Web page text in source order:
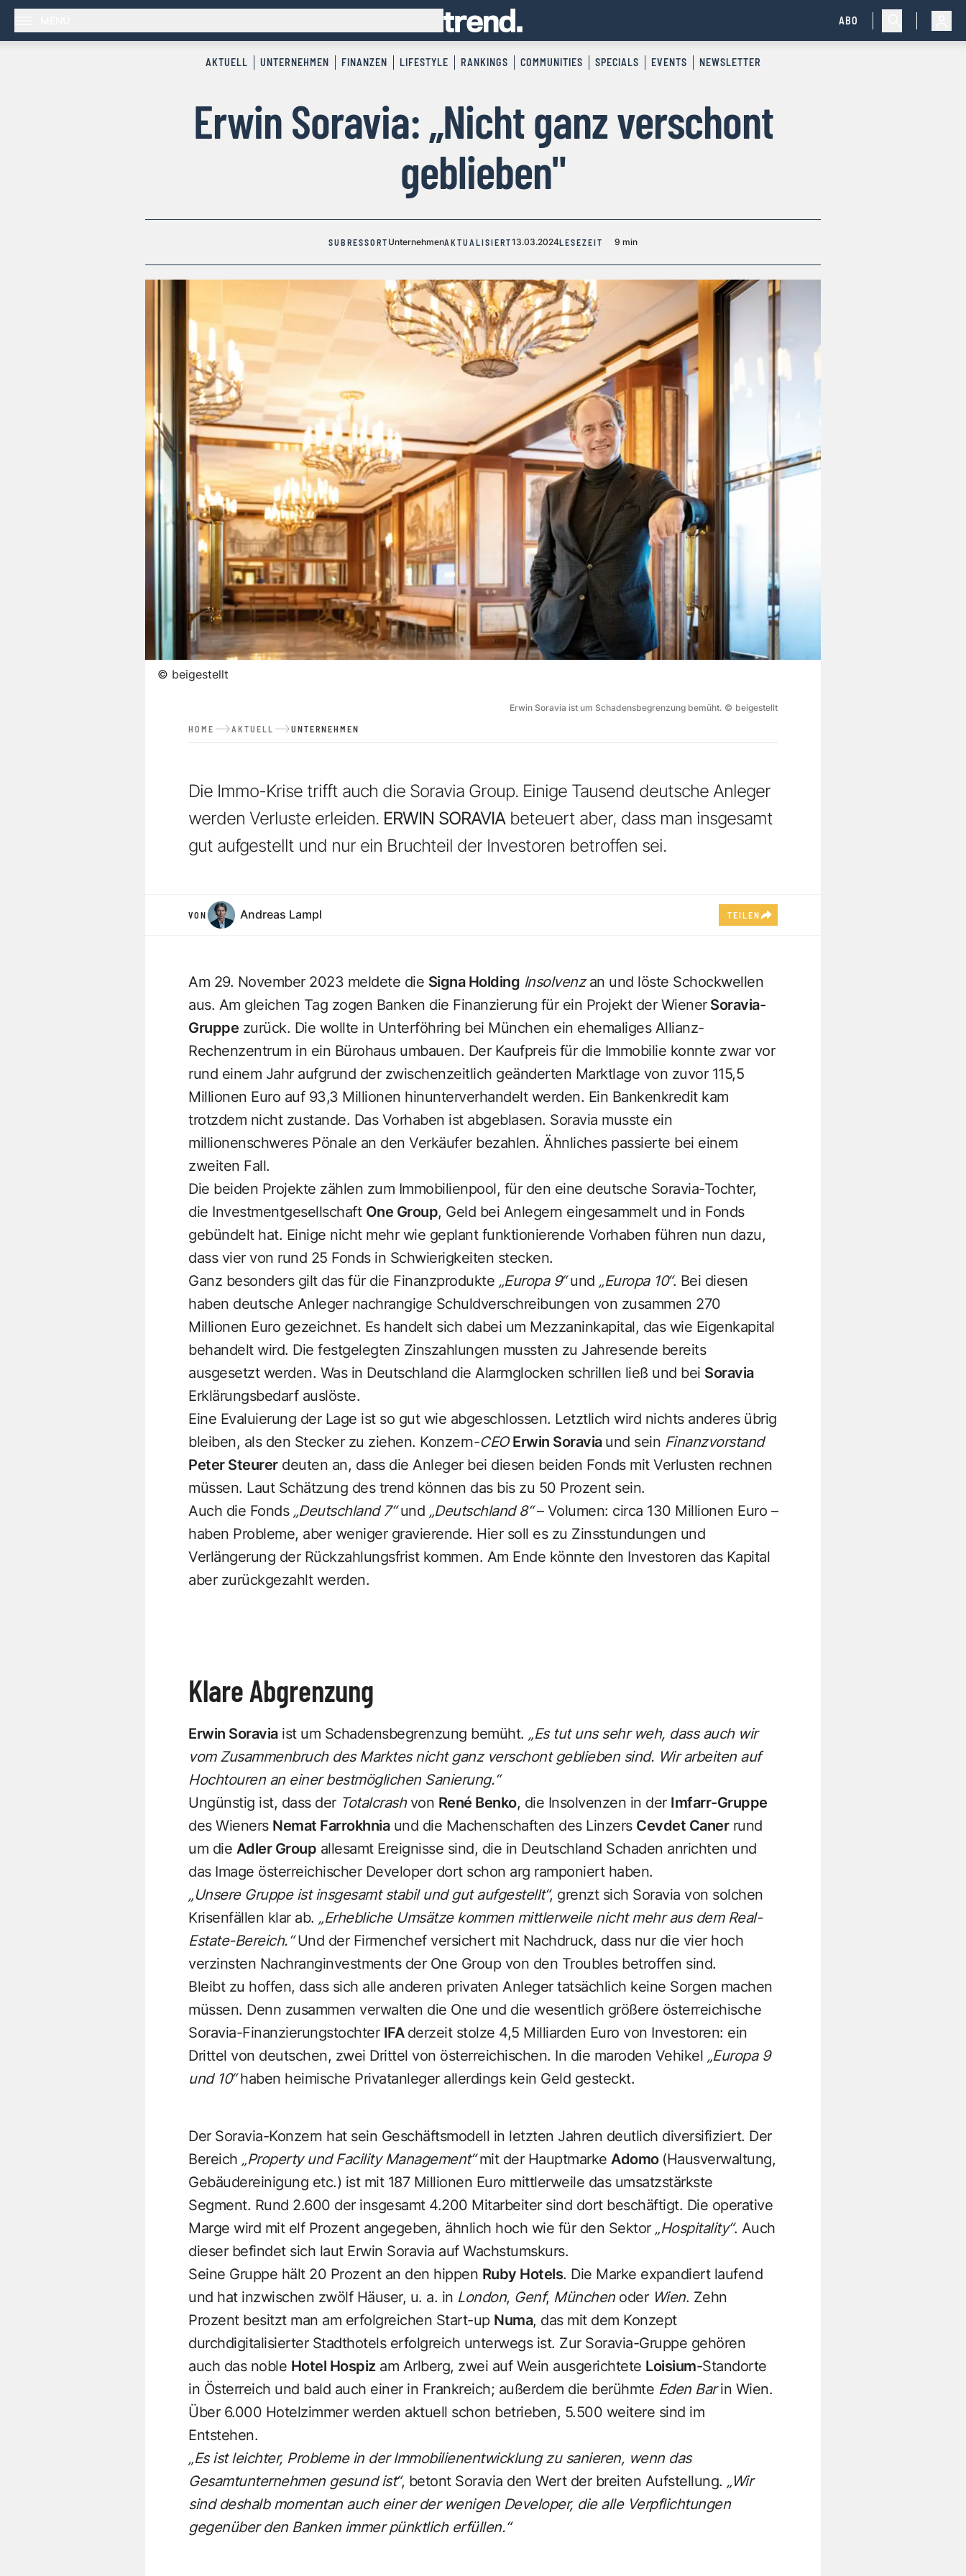
ABO
AKTUELL UNTERNEHMEN FINANZEN LIFESTYLE RANKINGS COMMUNITIES SPECIALS EVENTS NEWSLETTER
Erwin Soravia: „Nicht ganz verschont
geblieben"
SUBRESSORT UnternehmenAKTUALISIERT13.03.2024LESEZEIT 9 min
© beigestellt
Erwin Soravia ist um Schadensbegrenzung bemüht. © beigestellt
HOME AKTUELL UNTERNEHMEN
Die Immo-Krise trifft auch die Soravia Group. Einige Tausend deutsche Anleger
werden Verluste erleiden. ERWIN SORAVIAbeteuert aber, dass man insgesamt
gut aufgestellt und nur ein Bruchteil der Investoren betroffen sei.
VON Andreas Lampl TEILEN
Am 29. November 2023 meldete die Signa Holding Insolvenzan und löste Schockwellen
aus. Am gleichen Tag zogen Banken die Finanzierung für ein Projekt der WienerSoravia-
Gruppe zurück. Die wollte in Unterföhring bei München ein ehemaliges Allianz-
Rechenzentrum in ein Bürohaus umbauen. Der Kaufpreis für die Immobilie konnte zwar vor
rund einem Jahr aufgrund der zwischenzeitlich geänderten Marktlage von zuvor 115,5
Millionen Euro auf 93,3 Millionen hinunterverhandelt werden. Ein Bankenkredit kam
trotzdem nicht zustande. Das Vorhaben ist abgeblasen. Soravia musste ein
millionenschweres Pönale an den Verkäufer bezahlen. Ähnliches passierte bei einem
zweiten Fall.
Die beiden Projekte zählen zum Immobilienpool, für den eine deutsche Soravia-Tochter,
die Investmentgesellschaft One Group, Geld bei Anlegern eingesammelt und in Fonds
gebündelt hat. Einige nicht mehr wie geplant funktionierende Vorhaben führen nun dazu,
dass vier von rund 25 Fonds in Schwierigkeiten stecken.
Ganz besonders gilt das für die Finanzprodukte „Europa 9“und „Europa 10“. Bei diesen
haben deutsche Anleger nachrangige Schuldverschreibungen von zusammen 270
Millionen Euro gezeichnet. Es handelt sich dabei um Mezzaninkapital, das wie Eigenkapital
behandelt wird. Die festgelegten Zinszahlungen mussten zu Jahresende bereits
ausgesetzt werden. Was in Deutschland die Alarmglocken schrillen ließ und bei Soravia
Erklärungsbedarf auslöste.
Eine Evaluierung der Lage ist so gut wie abgeschlossen. Letztlich wird nichts anderes übrig
bleiben, als den Stecker zu ziehen. Konzern-CEOErwin Soravia und sein Finanzvorstand
Peter Steurerdeuten an, dass die Anleger bei diesen beiden Fonds mit Verlusten rechnen
müssen. Laut Schätzung des trend können das bis zu 50 Prozent sein.
Auch die Fonds „Deutschland 7“und „Deutschland 8“– Volumen: circa 130 Millionen Euro –
haben Probleme, aber weniger gravierende. Hier soll es zu Zinsstundungen und
Verlängerung der Rückzahlungsfrist kommen. Am Ende könnte den Investoren das Kapital
aber zurückgezahlt werden.
Klare Abgrenzung
Erwin Soraviaist um Schadensbegrenzung bemüht. „Es tut uns sehr weh, dass auch wir
vom Zusammenbruch des Marktes nicht ganz verschont geblieben sind. Wir arbeiten auf
Hochtouren an einer bestmöglichen Sanierung.“
Ungünstig ist, dass der Totalcrashvon René Benko, die Insolvenzen in der Imfarr-Gruppe
des Wieners Nemat Farrokhniaund die Machenschaften des Linzers Cevdet Canerrund
um die Adler Group allesamt Ereignisse sind, die in Deutschland Schaden anrichten und
das Image österreichischer Developer dort schon arg ramponiert haben.
„Unsere Gruppe ist insgesamt stabil und gut aufgestellt“, grenzt sich Soravia von solchen
Krisenfällen klar ab. „Erhebliche Umsätze kommen mittlerweile nicht mehr aus dem Real-
Estate-Bereich.“Und der Firmenchef versichert mit Nachdruck, dass nur die vier hoch
verzinsten Nachranginvestments der One Group von den Troubles betroffen sind.
Bleibt zu hoffen, dass sich alle anderen privaten Anleger tatsächlich keine Sorgen machen
müssen. Denn zusammen verwalten die One und die wesentlich größere österreichische
Soravia-Finanzierungstochter IFA derzeit stolze 4,5 Milliarden Euro von Investoren: ein
Drittel von deutschen, zwei Drittel von österreichischen. In die maroden Vehikel „Europa 9
und 10“haben heimische Privatanleger allerdings kein Geld gesteckt.
Der Soravia-Konzern hat sein Geschäftsmodell in letzten Jahren deutlich diversifiziert. Der
Bereich „Property und Facility Management“mit der Hauptmarke Adomo (Hausverwaltung,
Gebäudereinigung etc.) ist mit 187 Millionen Euro mittlerweile das umsatzstärkste
Segment. Rund 2.600 der insgesamt 4.200 Mitarbeiter sind dort beschäftigt. Die operative
Marge wird mit elf Prozent angegeben, ähnlich hoch wie für den Sektor „Hospitality“. Auch
dieser befindet sich laut Erwin Soravia auf Wachstumskurs.
Seine Gruppe hält 20 Prozent an den hippen Ruby Hotels. Die Marke expandiert laufend
und hat inzwischen zwölf Häuser, u. a. in London, Genf, Münchenoder Wien. Zehn
Prozent besitzt man am erfolgreichen Start-up Numa, das mit dem Konzept
durchdigitalisierter Stadthotels erfolgreich unterwegs ist. Zur Soravia-Gruppe gehören
auch das noble Hotel Hospizam Arlberg, zwei auf Wein ausgerichtete Loisium-Standorte
in Österreich und bald auch einer in Frankreich; außerdem die berühmte Eden Barin Wien.
Über 6.000 Hotelzimmer werden aktuell schon betrieben, 5.500 weitere sind im
Entstehen.
„Es ist leichter, Probleme in der Immobilienentwicklung zu sanieren, wenn das
Gesamtunternehmen gesund ist“, betont Soravia den Wert der breiten Aufstellung. „Wir
sind deshalb momentan auch einer der wenigen Developer, die alle Verpflichtungen
gegenüber den Banken immer pünktlich erfüllen.“